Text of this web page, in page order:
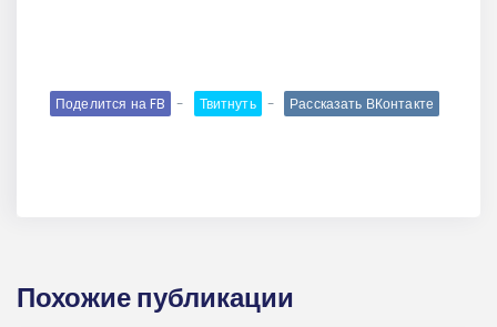
Поделится на FB Твитнуть Рассказать ВКонтакте
Похожие публикации